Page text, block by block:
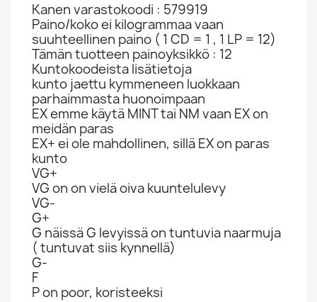
Kanen varastokoodi : 579919
Paino/koko ei kilogrammaa vaan
suuhteellinen paino ( 1 CD = 1 , 1 LP = 12)
Tämän tuotteen painoyksikkö : 12
Kuntokoodeista lisätietoja
kunto jaettu kymmeneen luokkaan
parhaimmasta huonoimpaan
EX emme käytä MINT tai NM vaan EX on
meidän paras
EX+ ei ole mahdollinen, sillä EX on paras
kunto
VG+
VG on on vielä oiva kuuntelulevy
VG-
G+
G näissä G levyissä on tuntuvia naarmuja
( tuntuvat siis kynnellä)
G-
F
P on poor, koristeeksi